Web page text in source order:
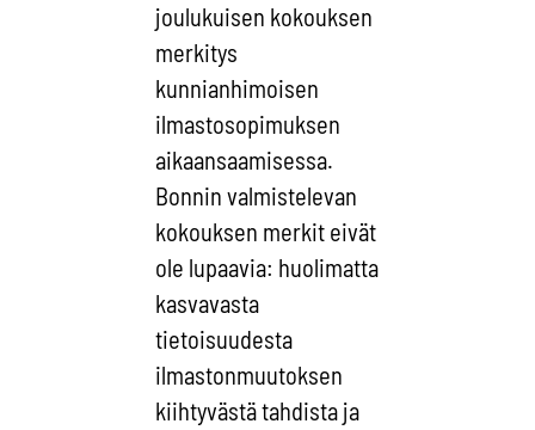
joulukuisen kokouksen
merkitys
kunnianhimoisen
ilmastosopimuksen
aikaansaamisessa.
Bonnin valmistelevan
kokouksen merkit eivät
ole lupaavia: huolimatta
kasvavasta
tietoisuudesta
ilmastonmuutoksen
kiihtyvästä tahdista ja